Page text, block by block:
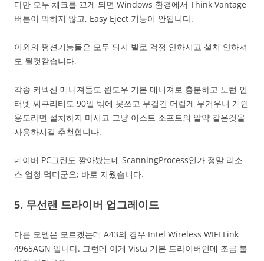
다만 모두 체크를 끄게 되면 Windows 환경에서 Think Vantage
버튼이 먹히지 않고, Easy Eject 기능이 안됩니다.
이외의 펑션기능들은 모두 되지 별로 걱정 안하시고 설치 안하셔
도 될것같습니다.
각종 커넥션 매니져들도 윈도우 기본 매니져로 충분하고 노턴 인
터넷 씨큐리티도 90일 밖에 못쓰고 무겁긴 더럽게 무거우니 개인
용도라면 설치하지 마시고 그냥 이스트 소프트의 알약 같은것을
사용하시길 추천합니다.
네이버 PC그린도 깔아봤는데 ScanningProcess인가 정말 리소
스 엄청 먹더군요; 바로 지웠습니다.
5. 무선랜 드라이버 업그레이드
다른 모델은 모르겠는데 A43의 경우 Intel Wireless WIFI Link
4965AGN 입니다. 그런데 이게 Vista 기본 드라이버인데 조금 불